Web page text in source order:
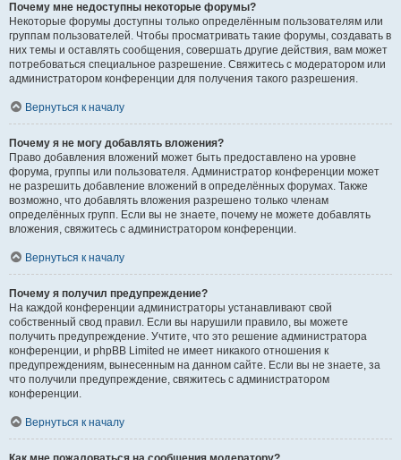
Почему мне недоступны некоторые форумы?
Некоторые форумы доступны только определённым пользователям или
группам пользователей. Чтобы просматривать такие форумы, создавать в
них темы и оставлять сообщения, совершать другие действия, вам может
потребоваться специальное разрешение. Свяжитесь с модератором или
администратором конференции для получения такого разрешения.
Вернуться к началу
Почему я не могу добавлять вложения?
Право добавления вложений может быть предоставлено на уровне
форума, группы или пользователя. Администратор конференции может
не разрешить добавление вложений в определённых форумах. Также
возможно, что добавлять вложения разрешено только членам
определённых групп. Если вы не знаете, почему не можете добавлять
вложения, свяжитесь с администратором конференции.
Вернуться к началу
Почему я получил предупреждение?
На каждой конференции администраторы устанавливают свой
собственный свод правил. Если вы нарушили правило, вы можете
получить предупреждение. Учтите, что это решение администратора
конференции, и phpBB Limited не имеет никакого отношения к
предупреждениям, вынесенным на данном сайте. Если вы не знаете, за
что получили предупреждение, свяжитесь с администратором
конференции.
Вернуться к началу